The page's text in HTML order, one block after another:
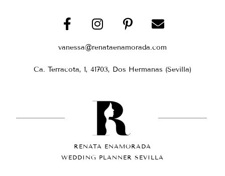
vanessa@renataenamorada.com
Ca. Terracota, 1, 41703, Dos Hermanas (Sevilla)
RENATA ENAMORADA
WEDDING PLANNER SEVILLA